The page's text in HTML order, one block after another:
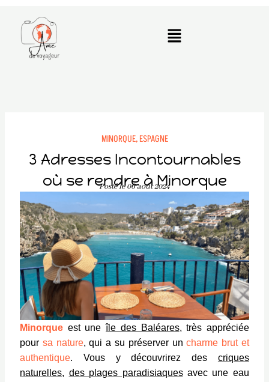
contenu
Menu
MINORQUE,ESPAGNE
3 Adresses Incontournables
où se rendre à Minorque
Posté le 06 août 2024
Minorque est uneîle des Baléares, très appréciée
pour sa nature, qui a su préserver uncharme brut et
authentique. Vous y découvrirez des criques
naturelles, des plages paradisiaquesavec une eau